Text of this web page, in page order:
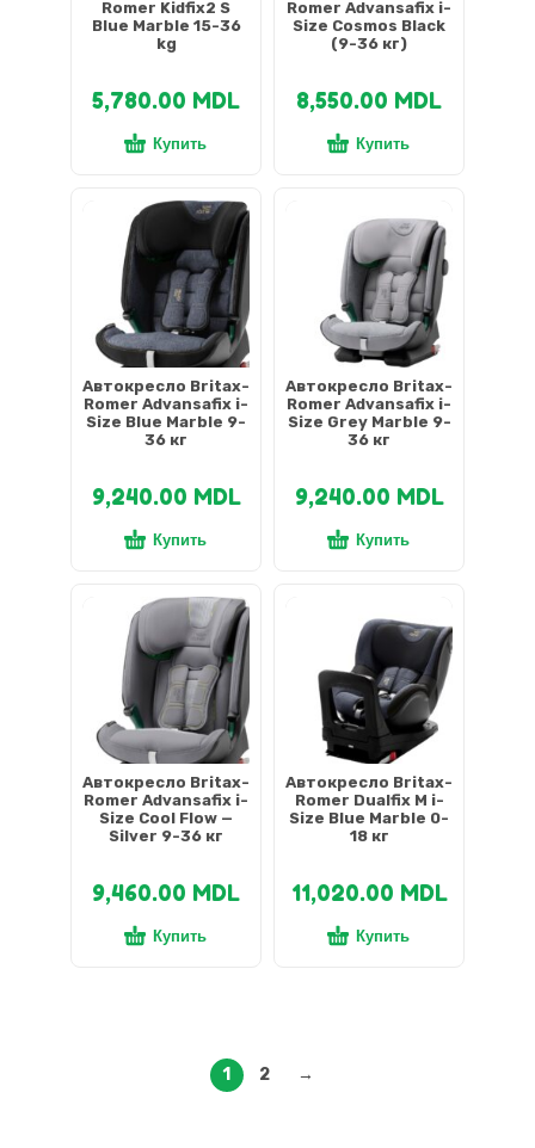
Romer Kidfix2 S
Blue Marble 15-36
kg
5,780.00 MDL
Купить
Romer Advansafix i-
Size Cosmos Black
(9-36 кг)
8,550.00 MDL
Купить
Автокресло Britax-
Romer Advansafix i-
Size Blue Marble 9-
36 кг
9,240.00 MDL
Купить
Автокресло Britax-
Romer Advansafix i-
Size Grey Marble 9-
36 кг
9,240.00 MDL
Купить
Автокресло Britax-
Romer Advansafix i-
Size Cool Flow —
Silver 9-36 кг
9,460.00 MDL
Купить
Автокресло Britax-
Romer Dualfix M i-
Size Blue Marble 0-
18 кг
11,020.00 MDL
Купить
1 2 →